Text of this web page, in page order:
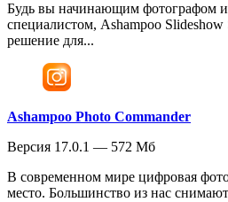
Будь вы начинающим фотографом
специалистом, Ashampoo
решение для...
Ashampoo Photo Commander
Версия 17.0.1 — 572 Мб
В современном мире цифровая
место. Большинство из нас